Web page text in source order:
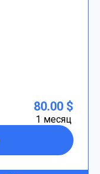
80.00 $
1 месяц